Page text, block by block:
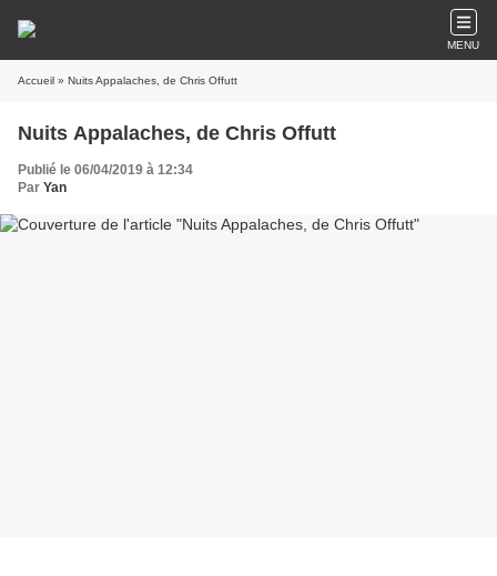
MENU
Accueil » Nuits Appalaches, de Chris Offutt
Nuits Appalaches, de Chris Offutt
Publié le 06/04/2019 à 12:34
Par Yan